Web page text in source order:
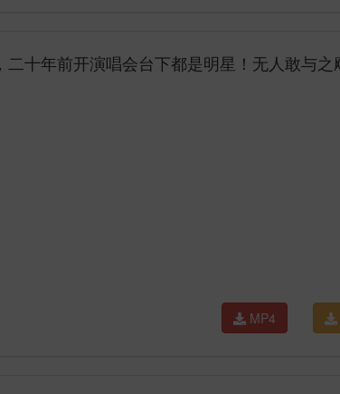
二十年前开演唱会台下都是明星！无人敢与之
MP4